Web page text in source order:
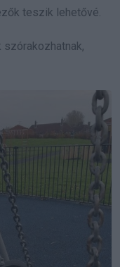
teszik lehetővé.
szórakozhatnak,